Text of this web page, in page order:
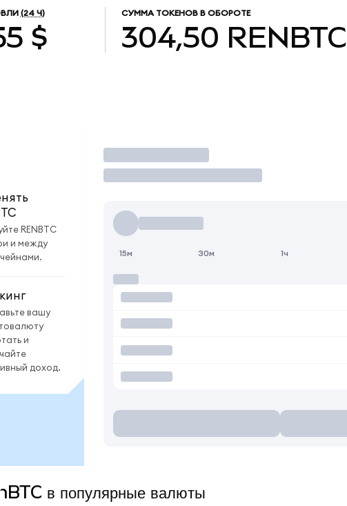
(24 Ч)
$
СУММА ТОКЕНОВ В ОБОРОТЕ
304,50 RENBTC
RENBTC
и между
вашу
и
доход.
Торговать
15м 30м 1ч
в популярные валюты